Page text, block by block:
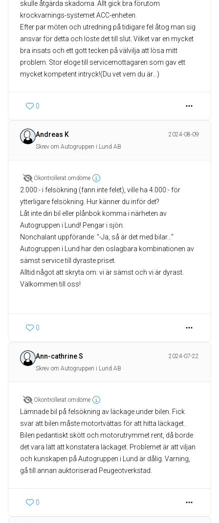
skulle åtgärda skadorna. Allt gick bra förutom
krockvarnings-systemet ACC-enheten.
Efter par möten och utredning på tidigare fel åtog man sig
ansvar för detta och löste det till slut. Vilket var en mycket
bra insats och ett gott tecken på välvilja att lösa mitt
problem. Stor eloge till servicemottagaren som gav ett
mycket kompetent intryck!(Du vet vem du är...)
0
Andreas K
2024-08-09
Skrev om Autogruppen i Lund AB
Okontrollerat omdöme
2.000:- i felsökning (fann inte felet), ville ha 4.000:- för
ytterligare felsökning. Hur känner du inför det?
Låt inte din bil eller plånbok komma i närheten av
Autogruppen i Lund! Pengar i sjön.
Nonchalant uppförande: "-Ja, så är det med bilar..."
Autogruppen i Lund har den oslagbara kombinationen av
sämst service till dyraste priset.
Alltid något att skryta om: vi är sämst och vi är dyrast.
Välkommen till oss!
0
Ann-cathrine S
2024-07-22
Skrev om Autogruppen i Lund AB
Okontrollerat omdöme
Lämnade bil på felsökning av läckage under bilen. Fick
svar att bilen måste motortvättas för att hitta läckaget.
Bilen pedantiskt skött och motorutrymmet rent, då borde
det vara lätt att konstatera läckaget. Problemet är att viljan
och kunskapen på Autogruppen i Lund är dålig. Varning,
gå till annan auktoriserad Peugeotverkstad.
0